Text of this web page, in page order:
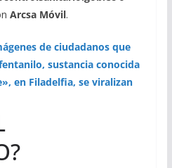
Arcsa Móvil.
de ciudadanos que
sustancia conocida
en Filadelfia, se viralizan